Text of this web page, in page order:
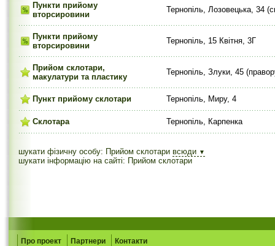
Пункти прийому
вторсировини
Тернопіль, Лозовецька, 34
Пункти прийому
вторсировини
Тернопіль, 15 Квітня, 3Г
Прийом склотари,
макулатури та пластику
Тернопіль, Злуки, 45
Пункт прийому склотари Тернопіль, Миру, 4
Склотара Тернопіль, Карпенка
шукати фізичну особу: Прийом склотари всюди ▼
шукати інформацію на сайті: Прийом склотари
Про проект Партнери Контакти